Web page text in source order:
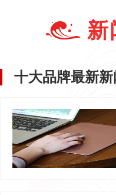
显示器品牌排行榜
电路板品牌排行榜
散热底座品牌排行榜
新
十大品牌最新新